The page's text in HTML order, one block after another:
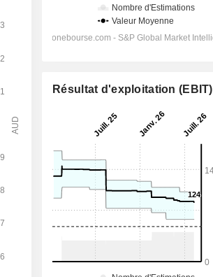
Résultat d'exploitation (EBIT)